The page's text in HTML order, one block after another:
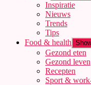
Inspiratie
Nieuws
Trends
Tips
Food & health
Gezond eten
Gezond leven
Recepten
Sport &